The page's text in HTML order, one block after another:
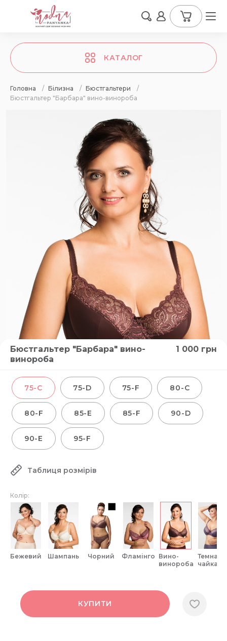
КАТАЛОГ
Головна / Білизна / Бюстгальтери
/
Бюстгальтер "Барбара" вино-винороба
Бюстгальтер "Барбара" вино-
винороба
1 000 грн
75-C 75-D 75-F 80-C
80-F 85-E 85-F 90-D
90-E 95-F
Таблиця розмірів
Колір:
бежевий шампань чорний фламінго вино-
винороба
темна-
чайка
КУПИТИ